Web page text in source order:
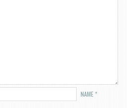
NAME*